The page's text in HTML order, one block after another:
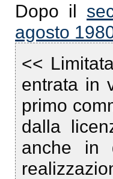
Dopo il
agosto
<<
entrata in
primo
dalla
anche in